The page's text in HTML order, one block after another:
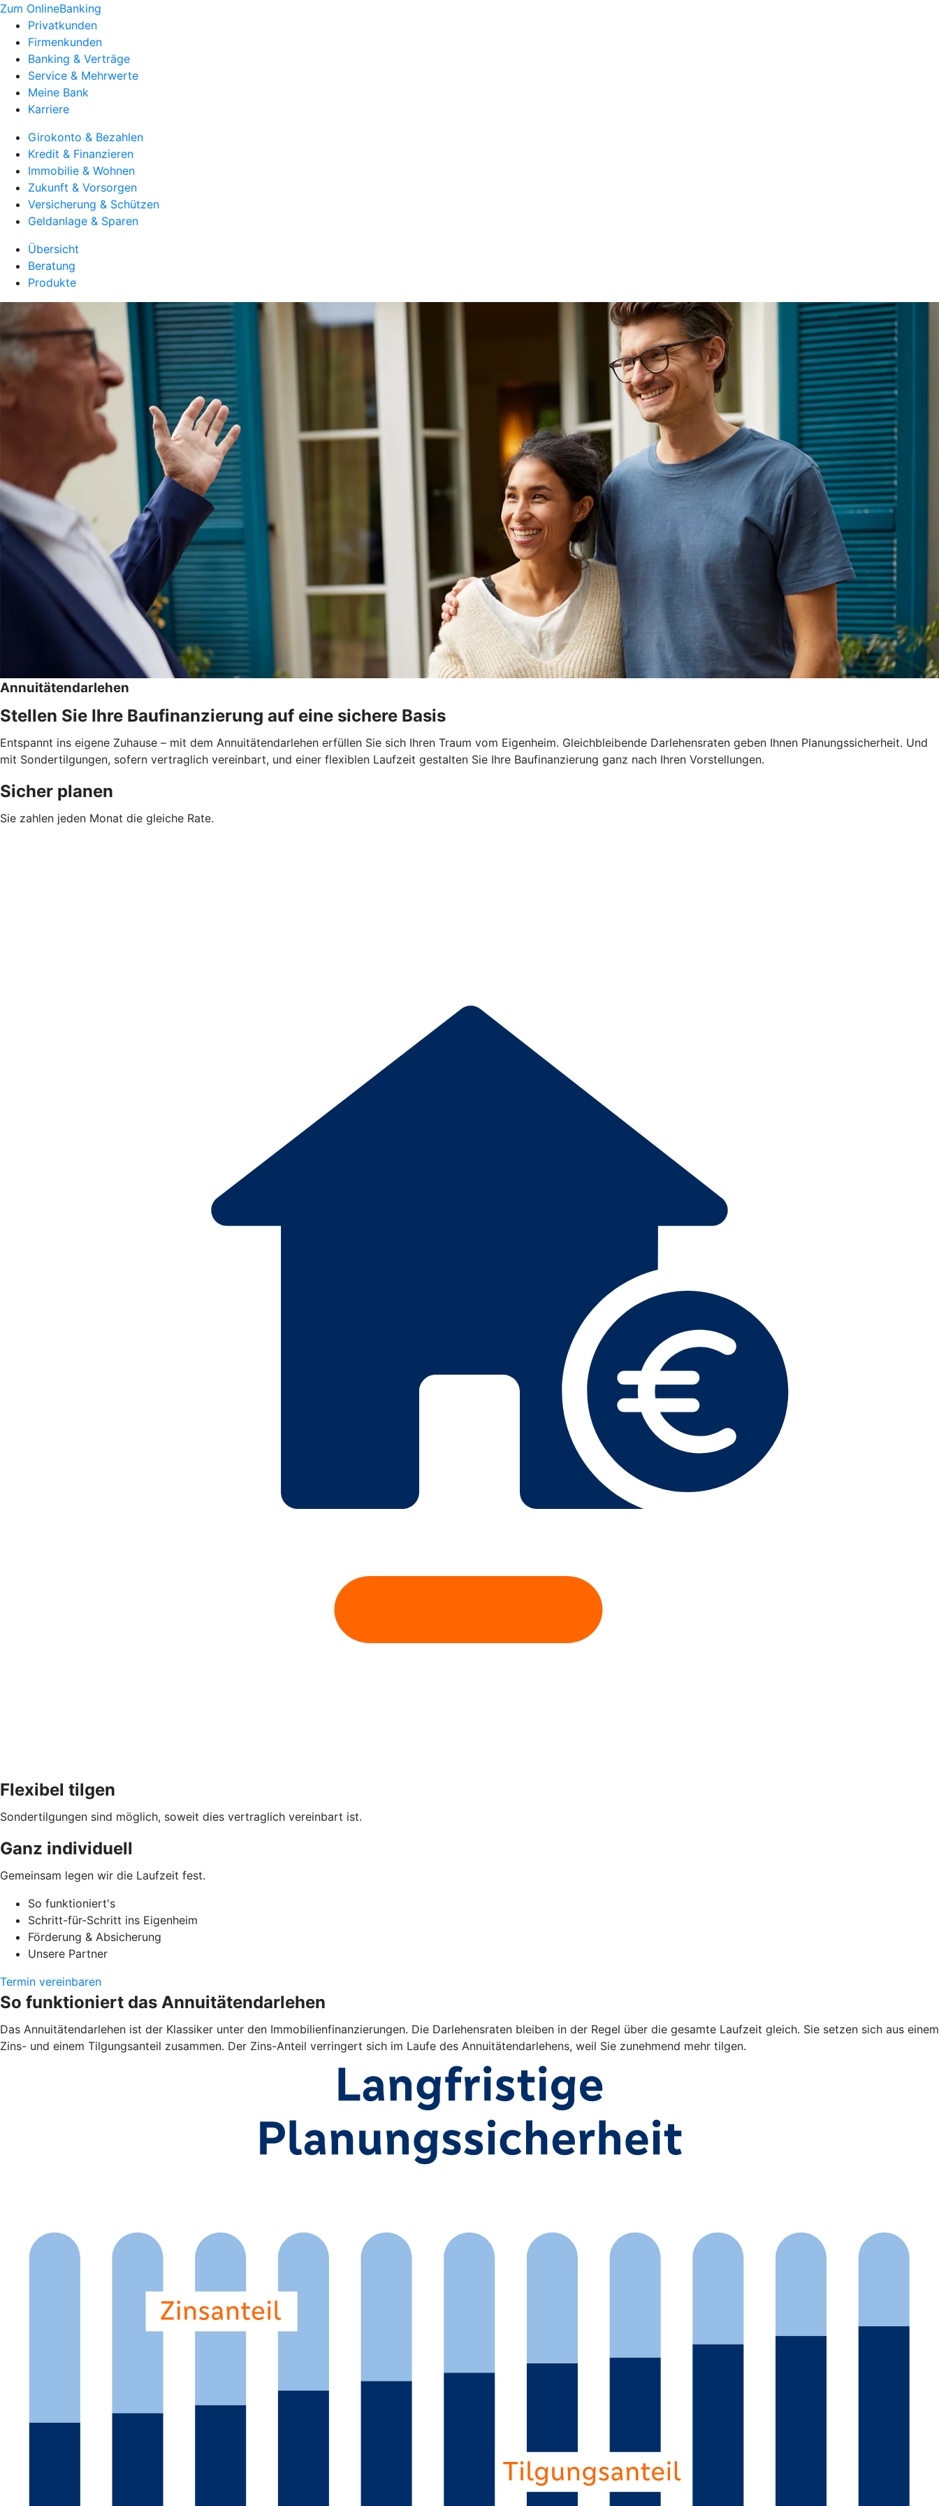
Zum OnlineBanking
Privatkunden
Firmenkunden
Banking & Verträge
Service & Mehrwerte
Meine Bank
Karriere
Girokonto & Bezahlen
Kredit & Finanzieren
Immobilie & Wohnen
Zukunft & Vorsorgen
Versicherung & Schützen
Geldanlage & Sparen
Übersicht
Beratung
Produkte
Annuitätendarlehen
Stellen Sie Ihre Baufinanzierung auf eine sichere Basis
Entspannt ins eigene Zuhause – mit dem Annuitätendarlehen erfüllen Sie sich Ihren Traum vom Eigenheim. Gleichbleibende Darlehensraten geben Ihnen Planungssicherheit. Und
mit Sondertilgungen, sofern vertraglich vereinbart, und einer flexiblen Laufzeit gestalten Sie Ihre Baufinanzierung ganz nach Ihren Vorstellungen.
Sicher planen
Sie zahlen jeden Monat die gleiche Rate.
Flexibel tilgen
Sondertilgungen sind möglich, soweit dies vertraglich vereinbart ist.
Ganz individuell
Gemeinsam legen wir die Laufzeit fest.
So funktioniert's
Schritt-für-Schritt ins Eigenheim
Förderung & Absicherung
Unsere Partner
Termin vereinbaren
So funktioniert das Annuitätendarlehen
Das Annuitätendarlehen ist der Klassiker unter den Immobilienfinanzierungen. Die Darlehensraten bleiben in der Regel über die gesamte Laufzeit gleich. Sie setzen sich aus einem
Zins- und einem Tilgungsanteil zusammen. Der Zins-Anteil verringert sich im Laufe des Annuitätendarlehens, weil Sie zunehmend mehr tilgen.